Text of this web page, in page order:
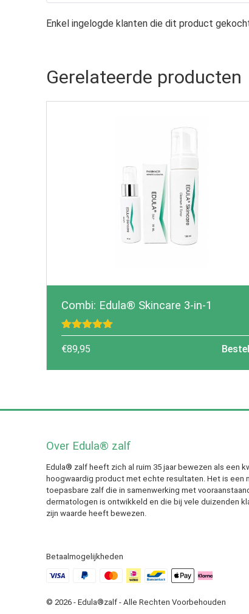
Enkel ingelogde klanten die dit product
Gerelateerde producten
Combi: Edula® Skincare 3-in-1
Gewaardeerd
5.00 uit 5
€89,95
Over Edula® zalf
Edula® zalf heeft zich al ruim 35 jaar bewezen als een
hoogwaardig product met echte resultaten. Het is een
toepasbare zalf die in samenwerking met
dermatologen is ontwikkeld en die bij vele duizenden
zijn waarde heeft bewezen.
Betaalmogelijkheden
© 2026 - Edula®zalf - Alle Rechten Voorbehouden